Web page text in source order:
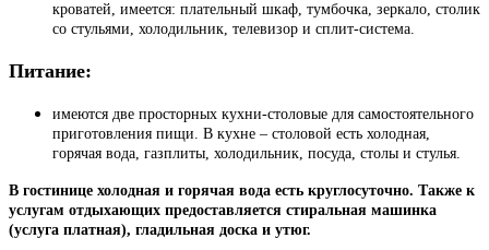
кроватей, имеется: плательный шкаф, тумбочка, зеркало, столик
со стульями, холодильник, телевизор и сплит-система.
Питание:
имеются две просторных кухни-столовые для самостоятельного
приготовления пищи. В кухне – столовой есть холодная,
горячая вода, газплиты, холодильник, посуда, столы и стулья.
В гостинице холодная и горячая вода есть круглосуточно. Также к
услугам отдыхающих предоставляется стиральная машинка
(услуга платная), гладильная доска и утюг.